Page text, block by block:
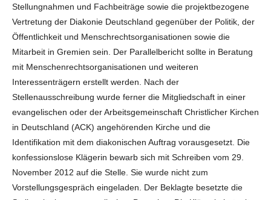
Stellungnahmen und Fachbeiträge sowie die projektbezogene
Vertretung der Diakonie Deutschland gegenüber der Politik, der
Öffentlichkeit und Menschrechtsorganisationen sowie die
Mitarbeit in Gremien sein. Der Parallelbericht sollte in Beratung
mit Menschenrechtsorganisationen und weiteren
Interessenträgern erstellt werden. Nach der
Stellenausschreibung wurde ferner die Mitgliedschaft in einer
evangelischen oder der Arbeitsgemeinschaft Christlicher Kirchen
in Deutschland (ACK) angehörenden Kirche und die
Identifikation mit dem diakonischen Auftrag vorausgesetzt. Die
konfessionslose Klägerin bewarb sich mit Schreiben vom 29.
November 2012 auf die Stelle. Sie wurde nicht zum
Vorstellungsgespräch eingeladen. Der Beklagte besetzte die